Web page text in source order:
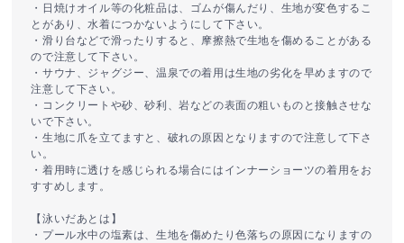
・日焼けオイル等の化粧品は、ゴムが傷んだり、生地が変色するこ
とがあり、水着につかないようにして下さい。
・滑り台などで滑ったりすると、摩擦熱で生地を傷めることがある
ので注意して下さい。
・サウナ、ジャグジー、温泉での着用は生地の劣化を早めますので
注意して下さい。
・コンクリートや砂、砂利、岩などの表面の粗いものと接触させな
いで下さい。
・生地に爪を立てますと、破れの原因となりますので注意して下さ
い。
・着用時に透けを感じられる場合にはインナーショーツの着用をお
すすめします。
【泳いだあとは】
・プール水中の塩素は、生地を傷めたり色落ちの原因になりますの